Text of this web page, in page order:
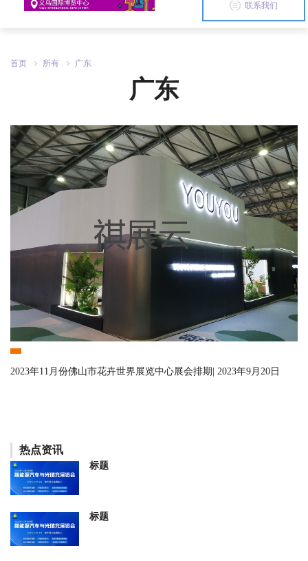
首页 所有 广东
广东
2023年11月份佛山市花卉世界展览中心展会排期| 2023年9月20日
热点资讯
标题
标题
联系我们